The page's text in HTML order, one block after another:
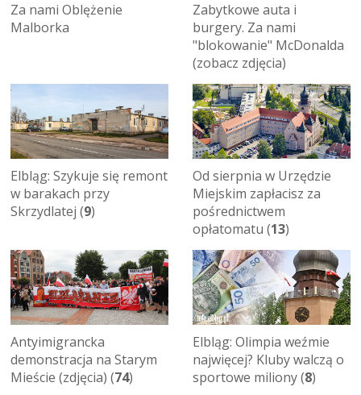
Za nami Oblężenie
Malborka
Zabytkowe auta i
burgery. Za nami
"blokowanie" McDonalda
(zobacz zdjęcia)
Elbląg: Szykuje się remont
w barakach przy
Skrzydlatej (9)
Od sierpnia w Urzędzie
Miejskim zapłacisz za
pośrednictwem
opłatomatu (13)
Antyimigrancka
demonstracja na Starym
Mieście (zdjęcia) (74)
Elbląg: Olimpia weźmie
najwięcej? Kluby walczą o
sportowe miliony (8)